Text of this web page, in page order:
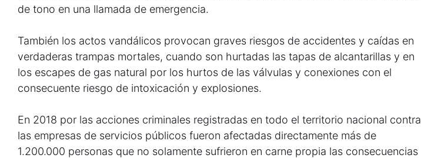
de tono en una llamada de emergencia.
También los actos vandálicos provocan graves riesgos de accidentes y caídas en
verdaderas trampas mortales, cuando son hurtadas las tapas de alcantarillas y en
los escapes de gas natural por los hurtos de las válvulas y conexiones con el
consecuente riesgo de intoxicación y explosiones.
En 2018 por las acciones criminales registradas en todo el territorio nacional contra
las empresas de servicios públicos fueron afectadas directamente más de
1.200.000 personas que no solamente sufrieron en carne propia las consecuencias